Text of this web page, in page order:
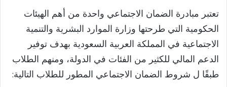
تعتبر مبادرة الضمان الاجتماعي واحدة من أهم الهيئات
الحكومية التي طرحتها وزارة الموارد البشرية والتنمية
الاجتماعية في المملكة العربية السعودية بهدف توفير
الدعم المالي للكثير من الفئات في الدولة، ومنهم الطلاب
طبقًا ل شروط الضمان الاجتماعي المطور للطلاب التالية: